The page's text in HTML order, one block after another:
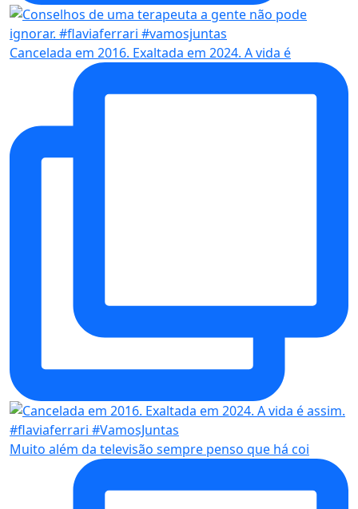
Cancelada em 2016. Exaltada em 2024. A vida é
Muito além da televisão sempre penso que há coi